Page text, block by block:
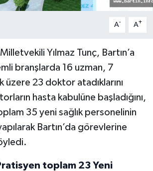
A- A+
Yılmaz Tunç, Bartın’a
branşlarda 16 uzman, 7
üzere 23 doktor atadıklarını
hasta kabulüne başladığını,
35 yeni sağlık personelinin
Bartın’da görevlerine
toplam 23 Yeni